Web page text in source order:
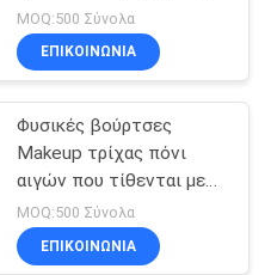
Taklon τόνων που
τίθενται με την κοντή
λαβή
MOQ:500 Σύνολα
ΕΠΙΚΟΙΝΩΝΙΑ
Φυσικές βούρτσες
Makeup τρίχας πόνι
αιγών που τίθενται με
την περίπτωση
φερμουάρ, σύνολο
βουρτσών σκιάς ματιών
MOQ:500 Σύνολα
ΕΠΙΚΟΙΝΩΝΙΑ